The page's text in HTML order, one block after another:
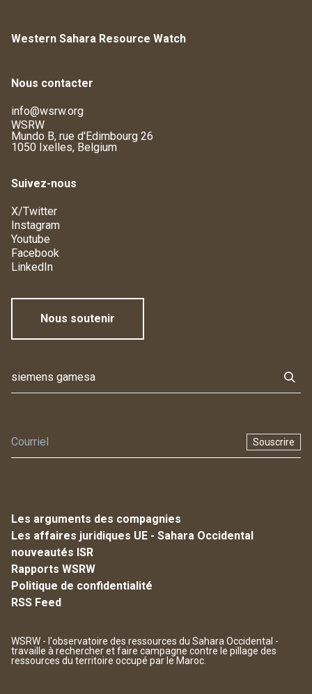
Western Sahara Resource Watch
Nous contacter
info@wsrw.org
WSRW
Mundo B, rue d'Edimbourg 26
1050 Ixelles, Belgium
Suivez-nous
X/Twitter
Instagram
Youtube
Facebook
LinkedIn
Nous soutenir
Souscrire
Les arguments des compagnies
Les affaires juridiques UE - Sahara Occidental
nouveautés ISR
Rapports WSRW
Politique de confidentialité
RSS Feed
WSRW - l'observatoire des ressources du Sahara Occidental -
travaille à rechercher et faire campagne contre le pillage des
ressources du territoire occupé par le Maroc.